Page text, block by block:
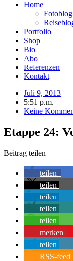
Home
Fotoblog
Portfolio
Shop
Bio
Abo
Referenzen
Kontakt
Juli 9, 2013
5:51 p.m.
Keine
Etappe 24:
Beitrag teilen
teilen
teilen
teilen
teilen
teilen
merken
teilen
RSS-feed